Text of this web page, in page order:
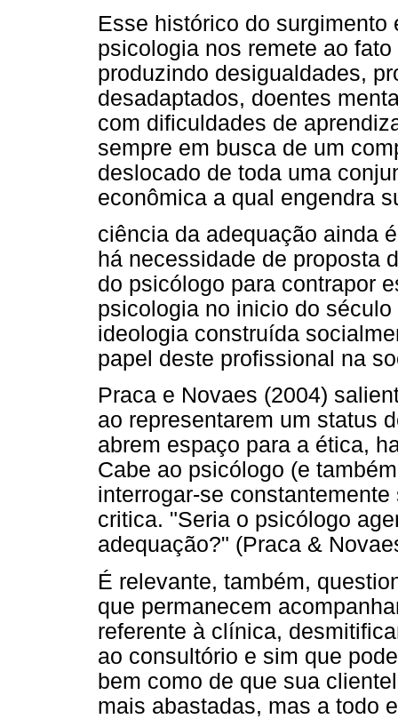
Esse histórico do
psicologia nos remete ao
produzindo desigualdades,
desadaptados, doentes
com dificuldades de
sempre em busca de um
deslocado de toda uma
econômica a qual engendra
ciência da adequação ainda
há necessidade de proposta
do psicólogo para contrapor
psicologia no inicio do
ideologia construída
papel deste profissional na
Praca e Novaes (2004)
ao representarem um status
abrem espaço para a ética,
Cabe ao psicólogo (e
interrogar-se
critica. "Seria o psicólogo
adequação?" (Praca &
É relevante, também,
que permanecem
referente à clínica,
ao consultório e sim que
bem como de que sua
mais abastadas, mas a todo